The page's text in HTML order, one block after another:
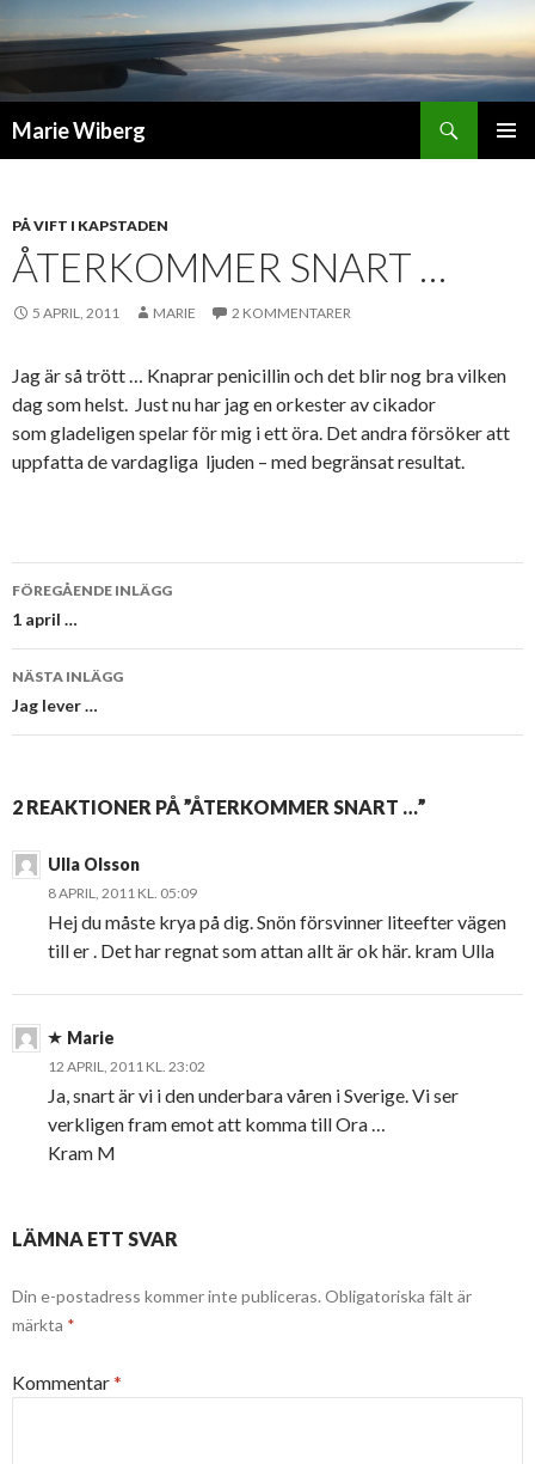
Marie Wiberg
PÅ VIFT I KAPSTADEN
ÅTERKOMMER SNART …
5 APRIL, 2011 MARIE 2 KOMMENTARER
Jag är så trött … Knaprar penicillin och det blir nog bra vilken
dag som helst. Just nu har jag en orkester av cikador
som gladeligen spelar för mig i ett öra. Det andra försöker att
uppfatta de vardagliga ljuden – med begränsat resultat.
Inläggsnavigering
FÖREGÅENDE INLÄGG
1 april …
NÄSTA INLÄGG
Jag lever …
2 REAKTIONER PÅ ”ÅTERKOMMER SNART …”
Ulla Olsson
8 APRIL, 2011 KL. 05:09
Hej du måste krya på dig. Snön försvinner liteefter vägen
till er . Det har regnat som attan allt är ok här. kram Ulla
Marie
12 APRIL, 2011 KL. 23:02
Ja, snart är vi i den underbara våren i Sverige. Vi ser
verkligen fram emot att komma till Ora …
Kram M
LÄMNA ETT SVAR
Din e-postadress kommer inte publiceras. Obligatoriska fält är
märkta *
Kommentar*